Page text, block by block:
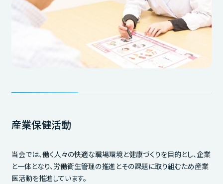
産業保健活動
当会では、働く人々の快適な職場環境と健康づくりを目的とし、企業
と一体となり、労働衛生管理の推進とその課題に取り組むため産業
医活動を推進しています。